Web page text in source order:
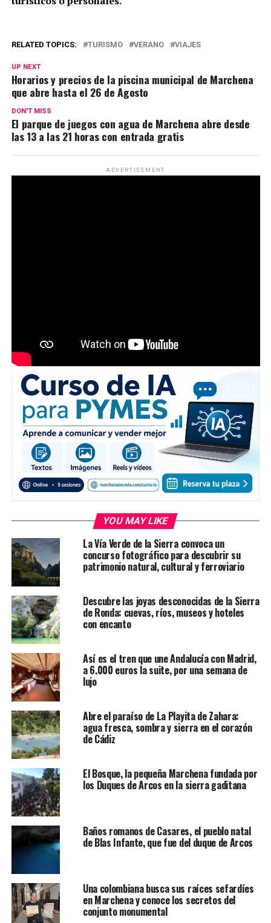
RELATED TOPICS: TURISMO VERANO VIAJES
UP NEXT
Horarios y precios de la piscina municipal de Marchena
que abre hasta el 26 de Agosto
DON'T MISS
El parque de juegos con agua de Marchena abre desde
las 13 a las 21 horas con entrada gratis
ADVERTISEMENT
YOU MAY LIKE
La Vía Verde de la Sierra convoca un
concurso fotográfico para descubrir su
patrimonio natural, cultural y ferroviario
Descubre las joyas desconocidas de la Sierra
de Ronda: cuevas, ríos, museos y hoteles
con encanto
Así es el tren que une Andalucía con Madrid,
a 6.000 euros la suite, por una semana de
lujo
Abre el paraíso de La Playita de Zahara:
agua fresca, sombra y sierra en el corazón
de Cádiz
El Bosque, la pequeña Marchena fundada por
los Duques de Arcos en la sierra gaditana
Baños romanos de Casares, el pueblo natal
de Blas Infante, que fue del duque de Arcos
Una colombiana busca sus raíces sefardíes
en Marchena y conoce los secretos del
conjunto monumental